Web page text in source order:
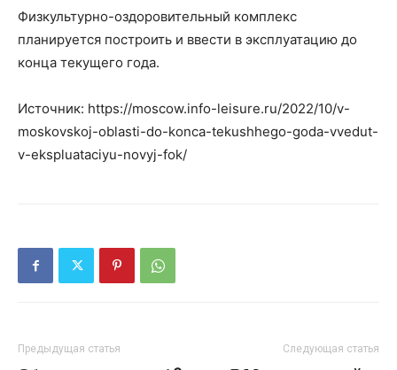
Физкультурно-оздоровительный комплекс
планируется построить и ввести в эксплуатацию до
конца текущего года.
Источник: https://moscow.info-leisure.ru/2022/10/v-
moskovskoj-oblasti-do-konca-tekushhego-goda-vvedut-
v-ekspluataciyu-novyj-fok/
Предыдущая статья Следующая статья